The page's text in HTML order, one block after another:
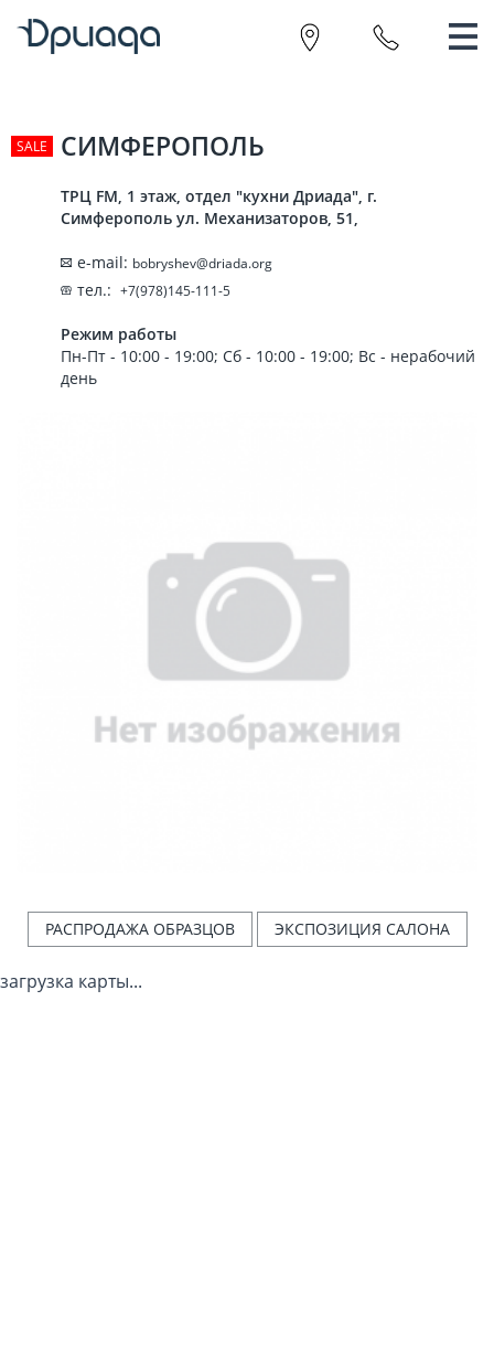
СИМФЕРОПОЛЬ
ТРЦ FM, 1 этаж, отдел "кухни Дриада", г.
Симферополь ул. Механизаторов, 51,
e-mail: bobryshev@driada.org
тел.: +7(978)145-111-5
Режим работы
Пн-Пт - 10:00 - 19:00; Сб - 10:00 - 19:00; Вс - нерабочий
день
РАСПРОДАЖА ОБРАЗЦОВ ЭКСПОЗИЦИЯ САЛОНА
загрузка карты...